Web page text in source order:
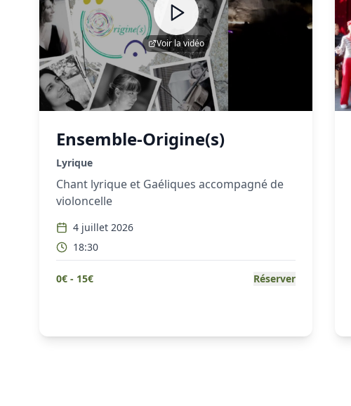
Voir la vidéo
Ensemble-Origine(s)
Lyrique
Chant lyrique et Gaéliques accompagné de
violoncelle
4 juillet 2026
18:30
0€ - 15€ Réserver